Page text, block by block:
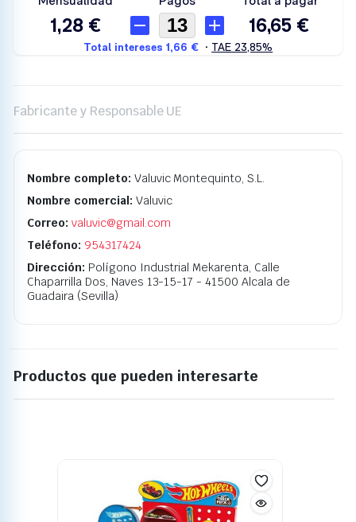
Fabricante y Responsable UE
Nombre completo: Valuvic Montequinto, S.L.
Nombre comercial: Valuvic
Correo: valuvic@gmail.com
Teléfono: 954317424
Dirección: Polígono Industrial Mekarenta, Calle
Chaparrilla Dos, Naves 13-15-17 - 41500 Alcala de
Guadaira (Sevilla)
Productos que pueden interesarte